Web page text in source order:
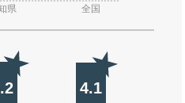
県 全国
4.1